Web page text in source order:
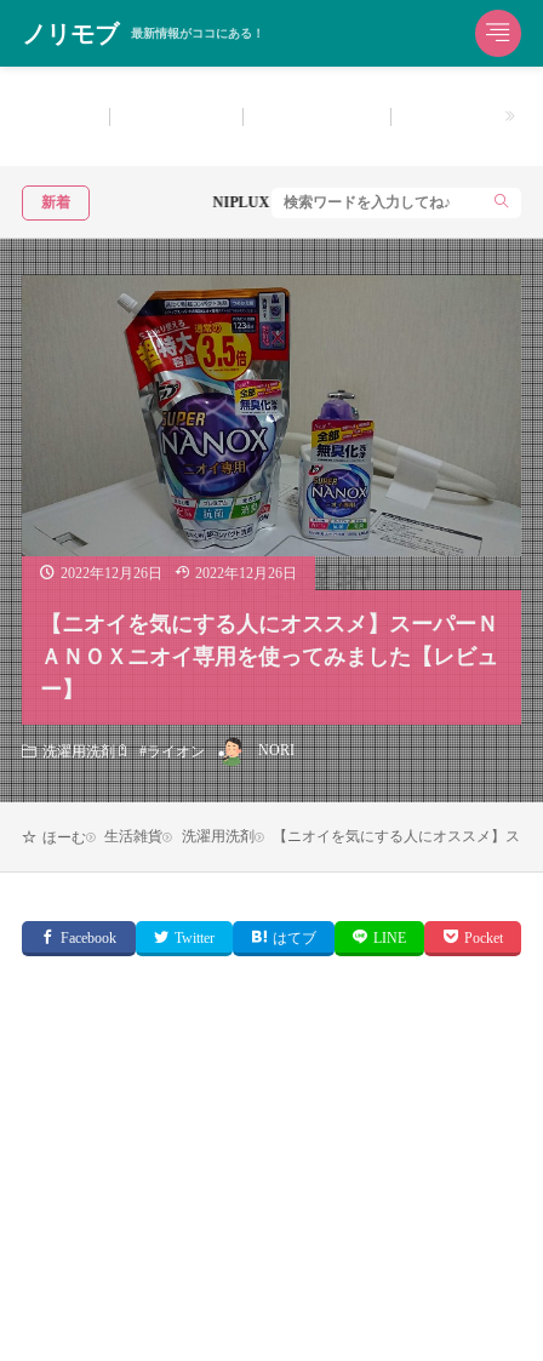
ノリモブ 最新情報がココにある！
住宅用洗剤・マ
新着 NIPLUX HAND MOMIをレビュー！手の疲れにおすすめのハンド
2022年12月26日 2022年12月26日
【ニオイを気にする人にオススメ】スーパーＮ
ＡＮＯＸニオイ専用を使ってみました【レビュ
ー】
洗濯用洗剤 #ライオン NORI
ほーむ 生活雑貨 洗濯用洗剤 【ニオイを気にする人にオススメ】ス
Facebook Twitter はてブ LINE Pocket